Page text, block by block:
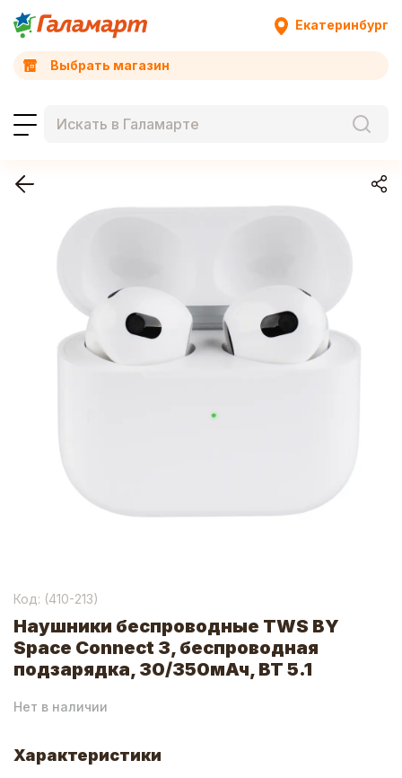
Екатеринбург
Выбрать магазин
Код: (410-213)
Наушники беспроводные TWS BY
Space Connect 3, беспроводная
подзарядка, 30/350мАч, BT 5.1
Нет в наличии
Характеристики